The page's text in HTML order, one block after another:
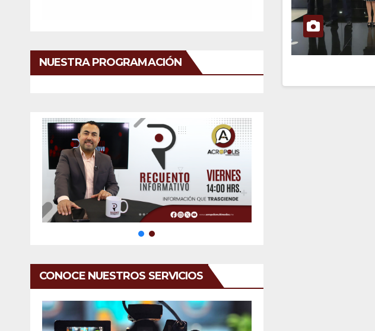
NUESTRA PROGRAMACIÓN
CONOCE NUESTROS SERVICIOS